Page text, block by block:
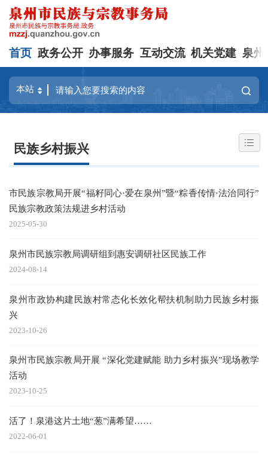
首页 政务公开 办事服务 互动交流 机关党建 泉州
民族乡村振兴
市民族宗教局开展“福籽同心·爱在泉州”暨“粽香传情·法治同行”
民族宗教政策法规进乡村活动
2025-05-30
泉州市民族宗教局调研组到惠安调研社区民族工作
2024-08-14
泉州市政协构建民族村常态化长效化帮扶机制助力民族乡村振
兴
2023-10-26
泉州市民族宗教局开展 “深化党建赋能 助力乡村振兴”现场教学
活动
2023-10-25
活了！泉港这片土地“葱”满希望……
2022-06-01